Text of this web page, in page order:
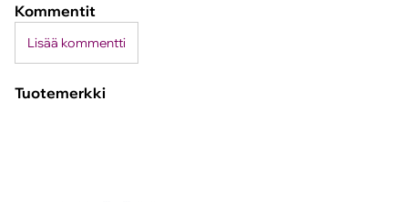
Kommentit
Lisää kommentti
Tuotemerkki